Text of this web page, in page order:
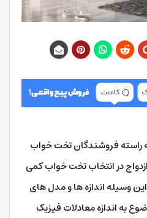
راسته فروشندگان تخت خواب
در انتخاب تخت خواب کمی
وسیله اندازه ها و مدل های
به اندازه معادلات فیزیک